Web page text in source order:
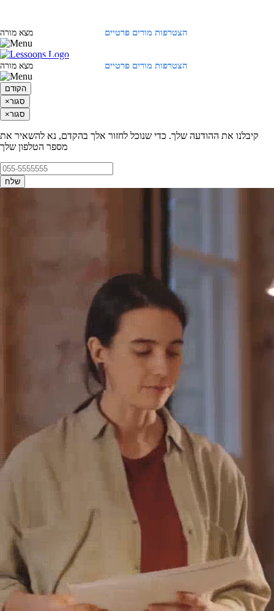
הצטרפות מורים פרטיים מצא מורה
הצטרפות מורים פרטיים מצא מורה
הקודם
×סגור
×סגור
קיבלנו את ההודעה שלך. כדי שנוכל לחזור אלך בהקדם, נא להשאיר את
מספר הטלפון שלך
שלח